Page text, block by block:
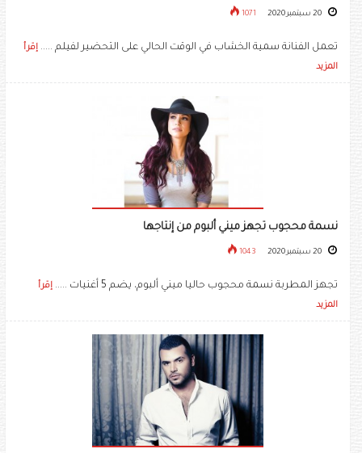
1071
تعمل الفنانة سمية الخشاب في الوقت الحالي على التحضير لفيلم ..... إقرأ
المزيد
نسمة محجوب تجهز ميني ألبوم من إنتاجها
1043
تجهز المطربة نسمة محجوب حاليا ميني ألبوم، يضم 5 أغنيات .....
إقرأ
المزيد